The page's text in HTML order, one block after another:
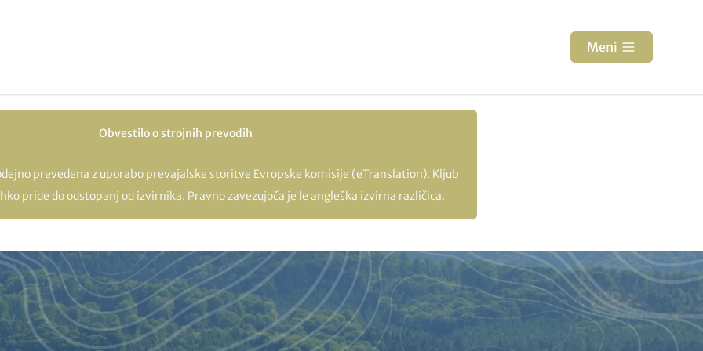
Meni
Obvestilo o strojnih prevodih
prevedena z uporabo prevajalske storitve Evropske komisije (eTranslation). Kljub
pride do odstopanj od izvirnika. Pravno zavezujoča je le angleška izvirna različica.